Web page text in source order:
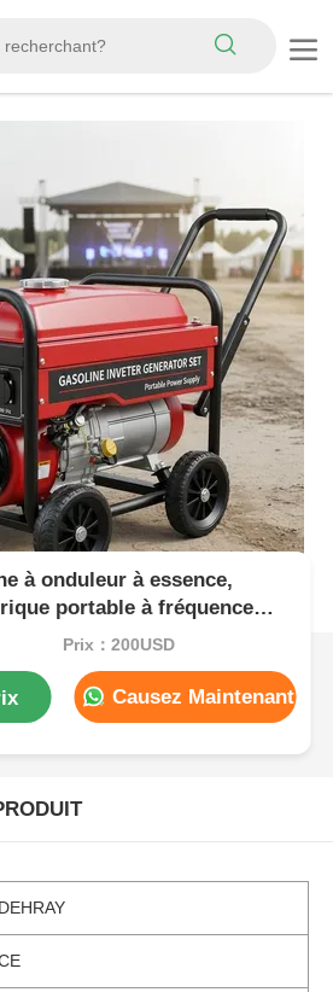
à onduleur à essence,
portable à fréquence
Hz pour les chantiers de
Prix：200USD
Causez Maintenant
DEHRAY